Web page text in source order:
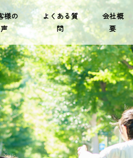
様の
声
よくある質
問
会社概
要